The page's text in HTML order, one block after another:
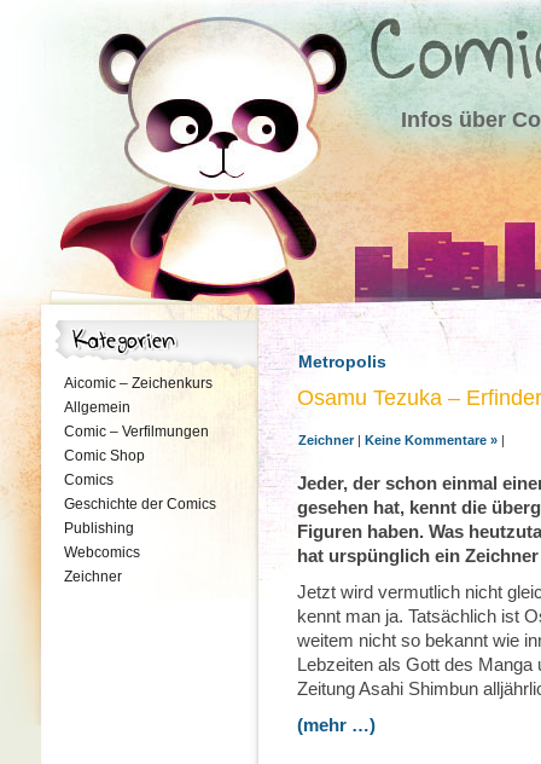
Infos über
Aicomic – Zeichenkurs
Allgemein
Comic – Verfilmungen
Comic Shop
Comics
Geschichte der Comics
Publishing
Webcomics
Zeichner
Metropolis
Osamu Tezuka –
Zeichner| Keine Kommentare » |
Jeder, der schon einmal
gesehen hat, kennt die
Figuren haben. Was
hat urspünglich ein
Jetzt wird vermutlich nicht
kennt man ja. Tatsächlich ist
weitem nicht so bekannt wie
Lebzeiten als Gott des Manga
Zeitung Asahi Shimbun
(mehr …)